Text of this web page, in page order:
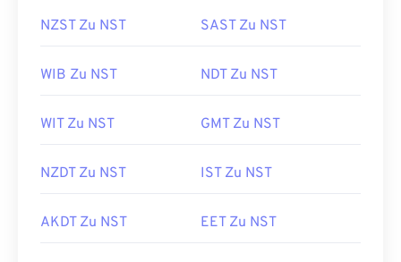
NZST Zu NST SAST Zu NST
WIB Zu NST NDT Zu NST
WIT Zu NST GMT Zu NST
NZDT Zu NST IST Zu NST
AKDT Zu NST EET Zu NST